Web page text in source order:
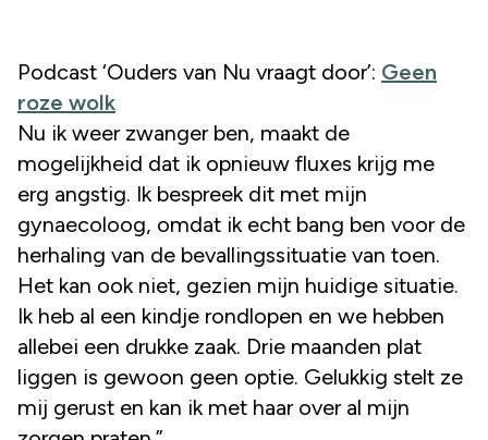
Podcast ‘Ouders van Nu vraagt door’: Geen
roze wolk
Nu ik weer zwanger ben, maakt de
mogelijkheid dat ik opnieuw fluxes krijg me
erg angstig. Ik bespreek dit met mijn
gynaecoloog, omdat ik echt bang ben voor de
herhaling van de bevallingssituatie van toen.
Het kan ook niet, gezien mijn huidige situatie.
Ik heb al een kindje rondlopen en we hebben
allebei een drukke zaak. Drie maanden plat
liggen is gewoon geen optie. Gelukkig stelt ze
mij gerust en kan ik met haar over al mijn